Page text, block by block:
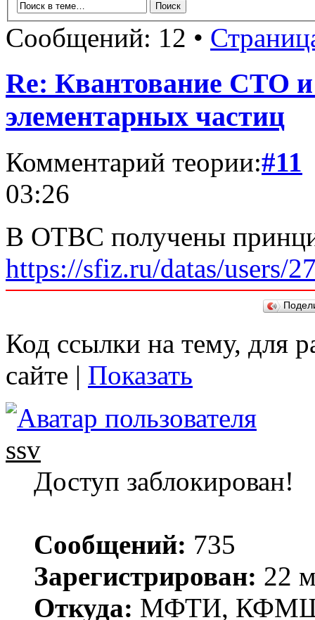
Сообщений: 12 •
Re: Квантование СТО
элементарных частиц
Комментарий теории:#11
03:26
В ОТВС получены
https://sfiz.ru/datas/users/
Код ссылки на тему, для
сайте | Показать
ssv
Доступ заблокирован!
Сообщений: 735
Зарегистрирован: 22
Откуда: МФТИ,